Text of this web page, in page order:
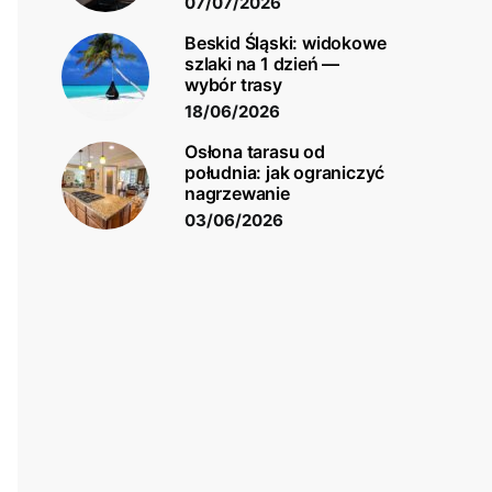
Beskid Śląski: widokowe
szlaki na 1 dzień —
wybór trasy
18/06/2026
Osłona tarasu od
południa: jak ograniczyć
nagrzewanie
03/06/2026